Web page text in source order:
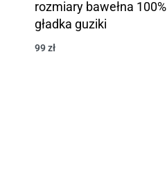
rozmiary bawełna 100%
gładka guziki
99zł